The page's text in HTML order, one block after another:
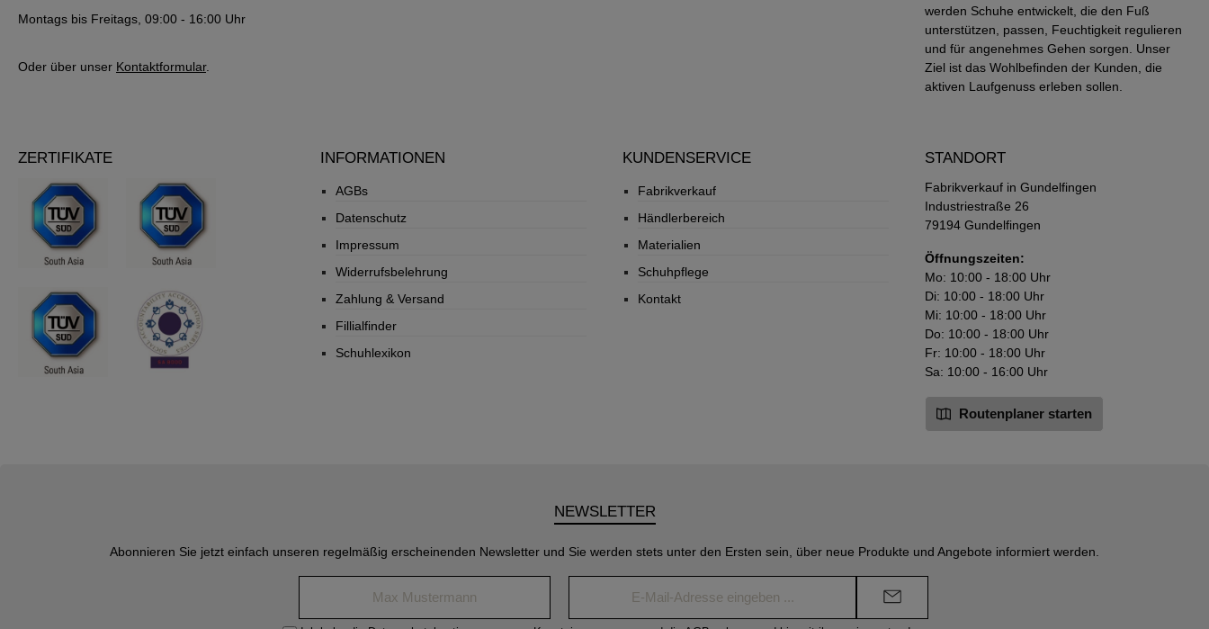
Montags bis Freitags, 09:00 - 16:00 Uhr
Oder über unser Kontaktformular.
werden Schuhe entwickelt, die den Fuß
unterstützen, passen, Feuchtigkeit regulieren
und für angenehmes Gehen sorgen. Unser
Ziel ist das Wohlbefinden der Kunden, die
aktiven Laufgenuss erleben sollen.
ZERTIFIKATE INFORMATIONEN
AGBs
Datenschutz
Impressum
Widerrufsbelehrung
Zahlung & Versand
Fillialfinder
Schuhlexikon
KUNDENSERVICE
Fabrikverkauf
Händlerbereich
Materialien
Schuhpflege
Kontakt
STANDORT
Fabrikverkauf in Gundelfingen
Industriestraße 26
79194 Gundelfingen
Öffnungszeiten:
Mo: 10:00 - 18:00 Uhr
Di: 10:00 - 18:00 Uhr
Mi: 10:00 - 18:00 Uhr
Do: 10:00 - 18:00 Uhr
Fr: 10:00 - 18:00 Uhr
Sa: 10:00 - 16:00 Uhr
Routenplaner starten
NEWSLETTER
Abonnieren Sie jetzt einfach unseren regelmäßig erscheinenden Newsletter und Sie werden stets unter den Ersten sein, über neue Produkte und Angebote informiert werden.
Mail-
Adresse*